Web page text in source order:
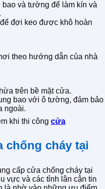
và tường để làm kín và
đợi keo được khô hoàn
theo hướng dẫn của nhà
trên bề mặt cửa.
bao với ô tường, đảm bảo
ngoài.
khi thi công cửa
chống cháy tại
cấp cửa chống cháy tại
vực và các tỉnh lân cận tin